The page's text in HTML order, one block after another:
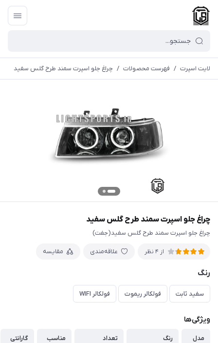
لایت اسپرت / فهرست محصولات / چراغ جلو اسپرت سمند طرح گلس سفید
چراغ جلو اسپرت سمند طرح گلس سفید
چراغ جلو اسپرت سمند طرح گلس سفید(جفت)
از 4 نظر علاقه‌مندی مقایسه
رنگ
سفید ثابت فولکالر ریموت فولکالر WIFI
ویژگی‌ها
مدل
رنگ
تعداد
مناسب
گارانتی